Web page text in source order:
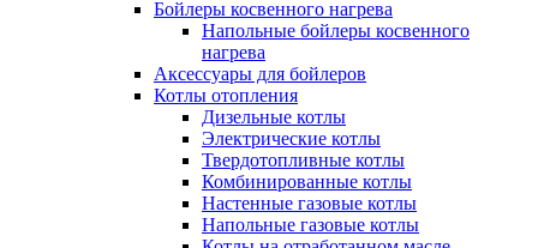
Бойлеры косвенного нагрева
Напольные бойлеры косвенного
нагрева
Аксессуары для бойлеров
Котлы отопления
Дизельные котлы
Электрические котлы
Твердотопливные котлы
Комбинированные котлы
Настенные газовые котлы
Напольные газовые котлы